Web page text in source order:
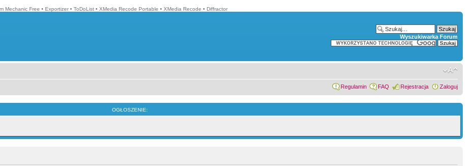
Mechanic Free • Exportizer • ToDoList • XMedia Recode Portable • XMedia Recode • Diffractor
Wyszukiwarka Forum
Regulamin FAQ Rejestracja Zaloguj
OGŁOSZENIE: